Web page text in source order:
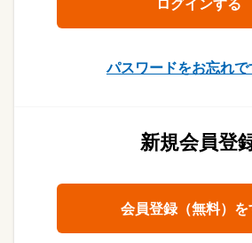
パスワードをお忘れで
新規会員登
会員登録（無料）を